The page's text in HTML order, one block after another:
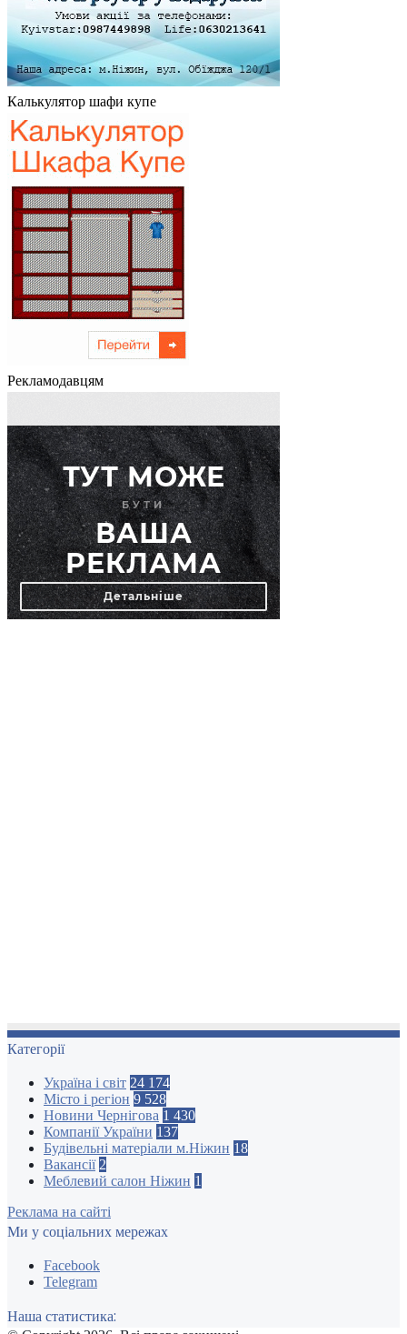
Калькулятор шафи купе
Рекламодавцям
Категорії
Україна і світ 24 174
Місто і регіон 9 528
Новини Чернігова 1 430
Компанії України 137
Будівельні матеріали м.Ніжин 18
Вакансії 2
Меблевий салон Ніжин 1
Реклама на сайті
Ми у соціальних мережах
Facebook
Telegram
Наша статистика: